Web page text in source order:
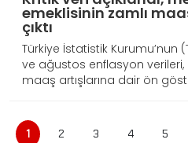
emeklisinin zamlı
çıktı
Türkiye İstatistik Kurumu’nun
ve ağustos enflasyon
maaş artışlarına dair ön
1 2 3 4 5